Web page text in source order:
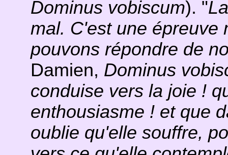
Dominus vobiscum). "
mal. C'est une épreuve
pouvons répondre de
Damien, Dominus
conduise vers la joie !
enthousiasme ! et que
oublie qu'elle souffre,